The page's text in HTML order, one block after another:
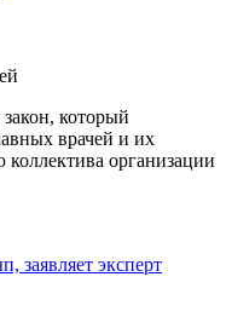
который
врачей и их
организации
заявляет эксперт